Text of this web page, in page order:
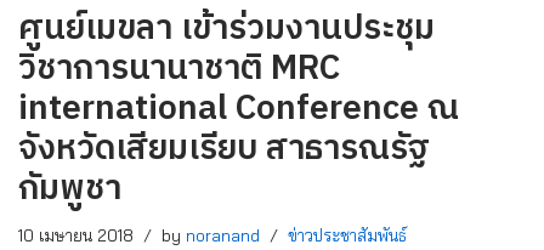
ศูนย์เมขลา เข้าร่วมงานประชุม
วิชาการนานาชาติ MRC
international Conference ณ
จังหวัดเสียมเรียบ สาธารณรัฐ
กัมพูชา
10 เมษายน 2018 by noranand ข่าวประชาสัมพันธ์